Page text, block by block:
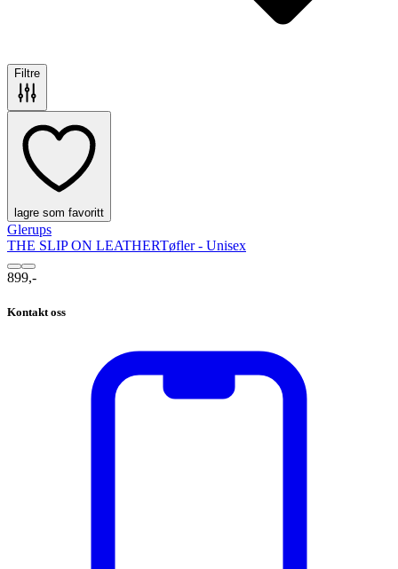
Filtre
lagre som favoritt
Glerups
THE SLIP ON LEATHERTøfler - Unisex
899,-
Kontakt oss